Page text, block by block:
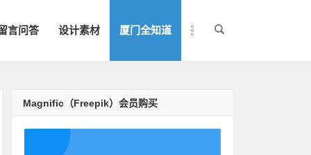
言问答 设计素材 厦门全知道
Magnific（Freepik）会员购买